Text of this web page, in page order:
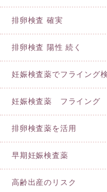
排卵検査 確実
排卵検査 陽性 続く
妊娠検査薬でフライング
妊娠検査薬 フライング
排卵検査薬を活用
早期妊娠検査薬
高齢出産のリスク